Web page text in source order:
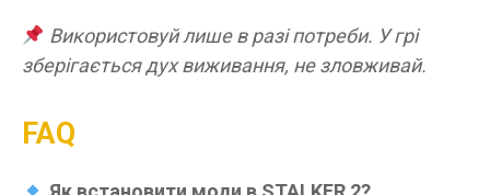
Використовуй лише в разі потреби. У грі
зберігається дух виживання, не зловживай.
FAQ